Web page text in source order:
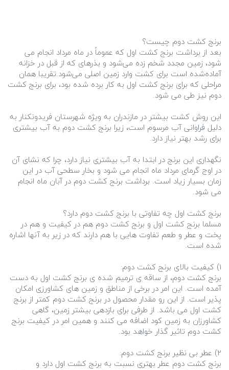
بعد از برداشت برنج کشت اول که عموماً در ماه مرداد انجام می
شود، زمین مجدد شخم زده می‌شود و بذرهای که از قبل در خزانه
آماده‌شده است برای کشت وارد زمین اصلی می‌شود.تقریبا همان
مراحلی که برای برنج کشت اول به کار برده شده بود، برای برنج کشت
این روش کشت بیشتر در مازندران به‌ ویژه شهرستان فریدونکنار به
دلیل فراوانی آب مرسوم است، زیرا برنج کشت دوم به آب بیشتری
نگهداری این برنج در ابتدا به آب بیشتری نیاز دارد، چرا که نشای آن
در اوج گرمای مرداد ماه انجام می شود و بخار سطحی آب در این
زمان بسیار زیاد است. برداشت برنج کشت دوم در آبان ماه انجام
مسلما برنج کشت اول و برنج کشت دوم هم در کیفیت و هم در
پخت و عطر و طعم تفاوت هایی با هم دارند که در زیر به آنها اشاره
برنج کشت دوم، از ساقه ی ترمیم شده ی برنج کشت اول به دست
آمده است. این امر در برخی از مناطق و زمین های کشاورزی امکان
پذیر است. از این رو مقدار محصول در برنج کشت دوم کمتر از برنج
کشت اول می باشد. از طرفی برای بازدهی بیشتر زمین، گاهی
کشاورزان به زمین کود اضافه می کنند و همین امر در کیفیت برنج
برنج کشت دوم عطر بهتری نسبت به برنج کشت اول دارد و